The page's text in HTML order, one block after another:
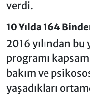
verdi.
10 Yılda 164
2016 yılından bu
programı
bakım ve
yaşadıkları